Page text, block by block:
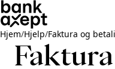
Hjem/Hjelp/Faktura og